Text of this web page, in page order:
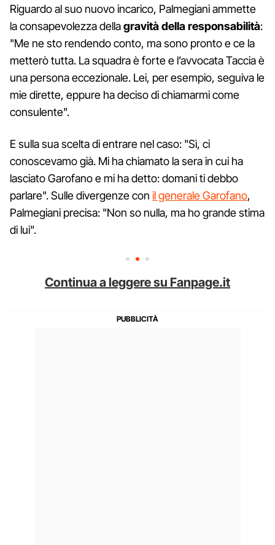
Riguardo al suo nuovo incarico, Palmegiani ammette
la consapevolezza dellagravità della responsabilità:
"Me ne sto rendendo conto, ma sono pronto e ce la
metterò tutta. La squadra è forte e l’avvocata Taccia è
una persona eccezionale. Lei, per esempio, seguiva le
mie dirette, eppure ha deciso di chiamarmi come
consulente".
E sulla sua scelta di entrare nel caso: "Sì, ci
conoscevamo già. Mi ha chiamato la sera in cui ha
lasciato Garofano e mi ha detto: domani ti debbo
parlare". Sulle divergenze con il generale Garofano,
Palmegiani precisa: "Non so nulla, ma ho grande stima
di lui".
Continua a leggere su Fanpage.it